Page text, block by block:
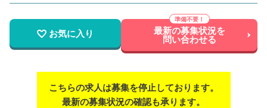
お気に入り 最新の募集状況を
問い合わせる
こちらの求人は募集を停止しております。
最新の募集状況の確認も承ります。